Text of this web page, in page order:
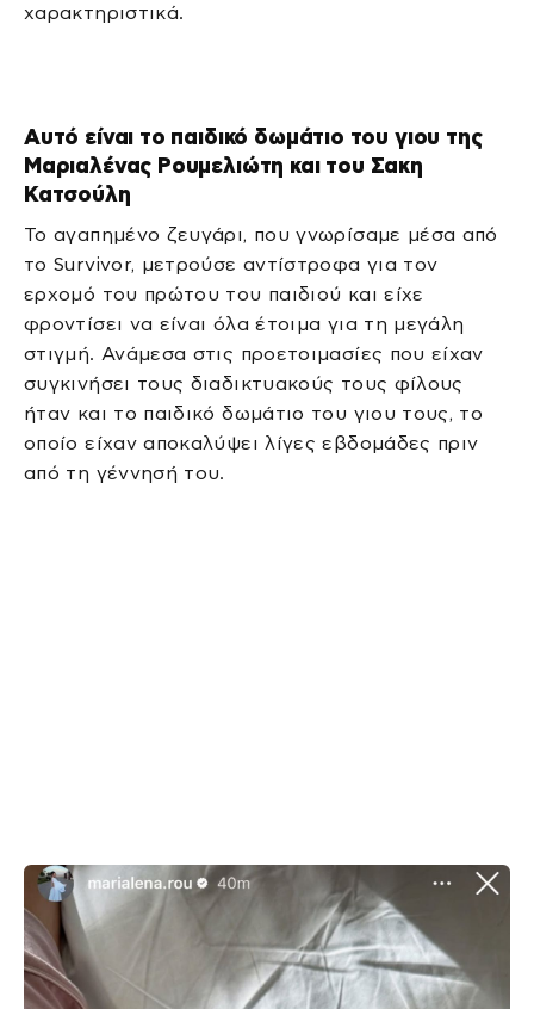
χαρακτηριστικά.
Αυτό είναι το παιδικό δωμάτιο του γιου της
Μαριαλένας Ρουμελιώτη και του Σακη
Κατσούλη
Το αγαπημένο ζευγάρι, που γνωρίσαμε μέσα από
το Survivor, μετρούσε αντίστροφα για τον
ερχομό του πρώτου του παιδιού και είχε
φροντίσει να είναι όλα έτοιμα για τη μεγάλη
στιγμή. Ανάμεσα στις προετοιμασίες που είχαν
συγκινήσει τους διαδικτυακούς τους φίλους
ήταν και το παιδικό δωμάτιο του γιου τους, το
οποίο είχαν αποκαλύψει λίγες εβδομάδες πριν
από τη γέννησή του.